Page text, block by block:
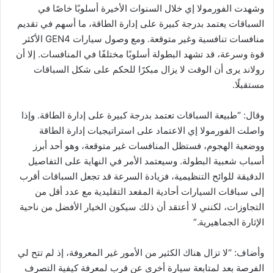
وشهدت الفورمولا إي خلال السنوات الأخيرة أسلوبًا خاصًا في
السباقات يعتمد بدرجة كبيرة على إدارة الطاقة، ما أسهم في تقديم
منافسات تنافسية وغير متوقعة. ومع وصول سيارات GEN4 الأكثر
قوة وسرعة، قد تشهد البطولة أسلوبًا مختلفًا في المنافسات. إلا أن
رولاند يرى أن الوقت لا يزال مبكرًا للحكم على شكل السباقات
مستقبلًا.
وقال: “طبيعة السباقات تعتمد بدرجة كبيرة على إدارة الطاقة. وإذا
واصلت الفورمولا إي الاعتماد على استراتيجيات إدارة الطاقة
ووضعية الهجوم، فستظل المنافسات غير متوقعة، وهو أحد أبرز
أسباب شعبية البطولة. وسيعتمد الأمر في النهاية على التفاصيل
الدقيقة للوائح التنظيمية، فزيادة السرعة قد تجعل السباقات أقرب
إلى سباقات السيارات أحادية المقعد التقليدية مع عدد أقل من
التجاوزات، لكنني لا أعتقد أن ذلك سيكون الخيار الأفضل من ناحية
الإثارة الجماهيرية.”
وأضاف: “لا تزال هناك الكثير من الأمور غير المعروفة، إذ لم تتح لي
الفرصة بعد لمتابعة سيارة أخرى عن قرب لمعرفة كيفية التصرف